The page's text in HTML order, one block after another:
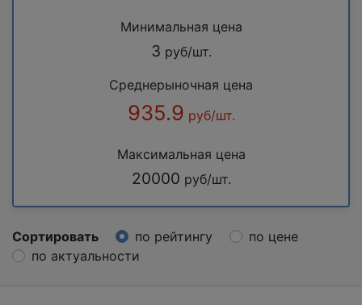
Минимальная цена
3 руб/шт.
Среднерыночная цена
935.9 руб/шт.
Максимальная цена
20000 руб/шт.
Сортировать по рейтингу
по цене
по актуальности